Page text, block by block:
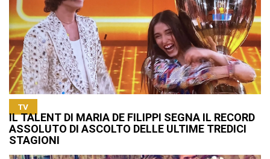
TV
IL TALENT DI MARIA DE FILIPPI SEGNA IL RECORD
ASSOLUTO DI ASCOLTO DELLE ULTIME TREDICI
STAGIONI